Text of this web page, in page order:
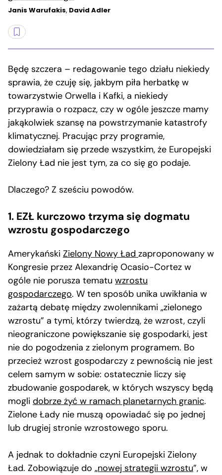
Janis Warufakis, David Adler
Będę szczera – redagowanie tego działu niekiedy
sprawia, że czuję się, jakbym piła herbatkę w
towarzystwie Orwella i Kafki, a niekiedy
przyprawia o rozpacz, czy w ogóle jeszcze mamy
jakąkolwiek szansę na powstrzymanie katastrofy
klimatycznej. Pracując przy programie,
dowiedziałam się przede wszystkim, że Europejski
Zielony Ład nie jest tym, za co się go podaje.
Dlaczego? Z sześciu powodów.
1. EZŁ kurczowo trzyma się dogmatu
wzrostu gospodarczego
Amerykański Zielony Nowy Ład zaproponowany w
Kongresie przez Alexandrię Ocasio-Cortez w
ogóle nie porusza tematu wzrostu
gospodarczego. W ten sposób unika uwikłania w
zażartą debatę między zwolennikami „zielonego
wzrostu” a tymi, którzy twierdzą, że wzrost, czyli
nieograniczone powiększanie się gospodarki, jest
nie do pogodzenia z zielonym programem. Bo
przecież wzrost gospodarczy z pewnością nie jest
celem samym w sobie: ostatecznie liczy się
zbudowanie gospodarek, w których wszyscy będą
mogli dobrze żyć w ramach planetarnych granic.
Zielone Łady nie muszą opowiadać się po jednej
lub drugiej stronie wzrostowego sporu.
A jednak to dokładnie czyni Europejski Zielony
Ład. Zobowiązuje do „nowej strategii wzrostu”, w